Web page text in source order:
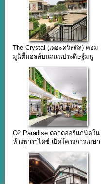
The Crystal (เดอะคริสตัล) คอม
มูนิตี้มอลล์บนถนนประดิษฐ์มนู
O2 Paradise ตลาดออร์แกนิคใน
ห้างพาราไดซ์ เปิดโครงการเมษา